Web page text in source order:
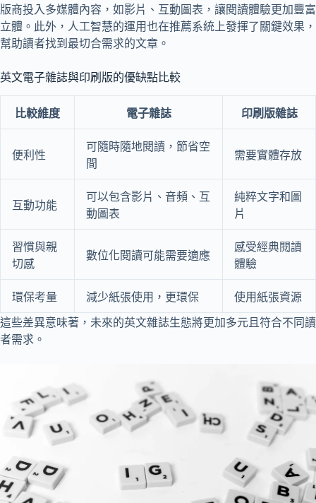
版商投入多媒體內容，如影片、互動圖表，讓閱讀體驗更加豐富
立體。此外，人工智慧的運用也在推薦系統上發揮了關鍵效果，
幫助讀者找到最切合需求的文章。
英文電子雜誌與印刷版的優缺點比較
比較維度 電子雜誌 印刷版雜誌
便利性
可隨時隨地閱讀，節省空
間
需要實體存放
互動功能
可以包含影片、音頻、互
動圖表
純粹文字和圖
片
習慣與親
切感
數位化閱讀可能需要適應
感受經典閱讀
體驗
環保考量 減少紙張使用，更環保 使用紙張資源
這些差異意味著，未來的英文雜誌生態將更加多元且符合不同讀
者需求。